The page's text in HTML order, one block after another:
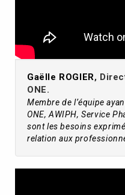
Gaëlle ROGIER,
ONE.
Membre de l’équipe
ONE, AWIPH, Service
sont les besoins
relation aux